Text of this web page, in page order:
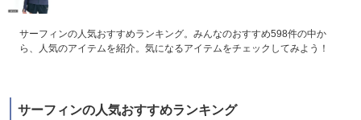
サーフィンの人気おすすめランキング。みんなのおすすめ598件の中か
ら、人気のアイテムを紹介。気になるアイテムをチェックしてみよう！
サーフィンの人気おすすめランキング